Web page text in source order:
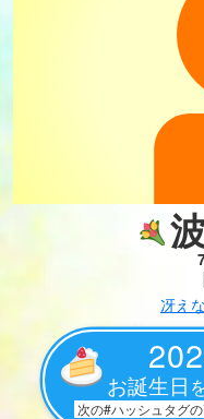
冴え
お誕生日
次の#ハッシュタグ